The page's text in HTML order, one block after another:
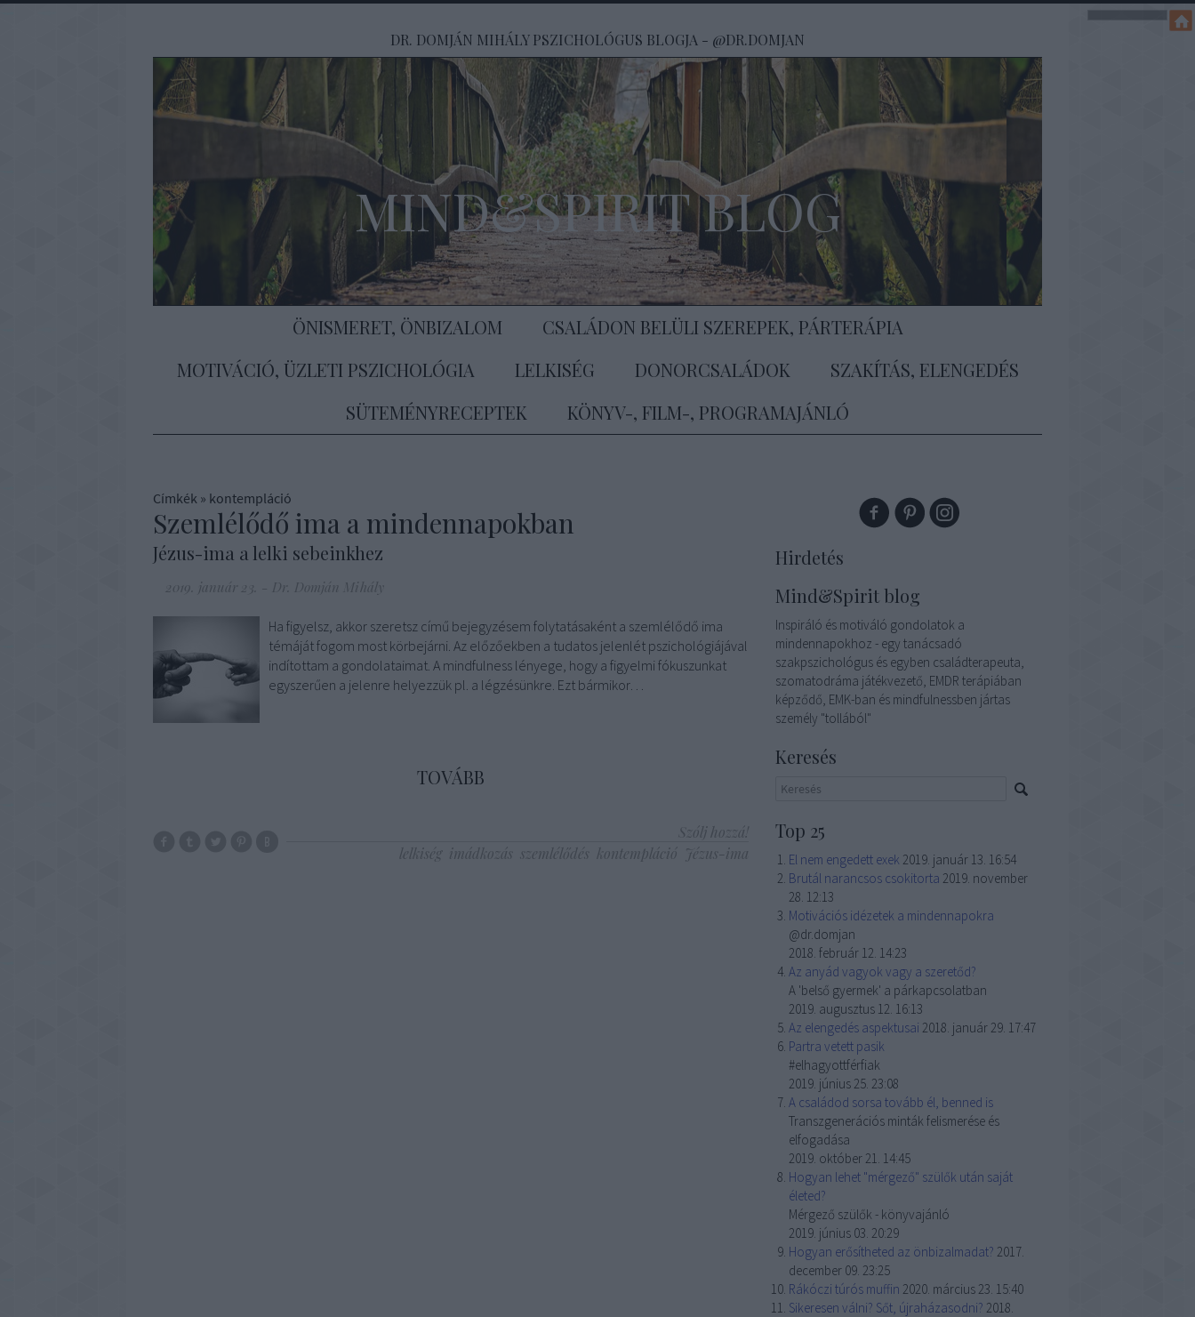
DR. DOMJÁN MIHÁLY PSZICHOLÓGUS BLOGJA - @DR.DOMJAN
MIND&SPIRIT BLOG
ÖNISMERET, ÖNBIZALOM
CSALÁDON BELÜLI SZEREPEK, PÁRTERÁPIA
MOTIVÁCIÓ, ÜZLETI PSZICHOLÓGIA
LELKISÉG DONORCSALÁDOK
SZAKÍTÁS, ELENGEDÉS
SÜTEMÉNYRECEPTEK
KÖNYV-, FILM-, PROGRAMAJÁNLÓ
Címkék » kontempláció
Szemlélődő ima a mindennapokban
Jézus-ima a lelki sebeinkhez
2019. január 23. Dr. Domján Mihály
Ha figyelsz, akkor szeretsz című bejegyzésem folytatásaként a szemlélődő ima
témáját fogom most körbejárni. Az előzőekben a tudatos jelenlét pszichológiájával
indítottam a gondolataimat. A mindfulness lényege, hogy a figyelmi fókuszunkat
egyszerűen a jelenre helyezzük pl. a légzésünkre. Ezt bármikor…
TOVÁBB
Szólj hozzá!
lelkiség imádkozás szemlélődés kontempláció Jézus-ima
Hirdetés
Mind&Spirit blog
Inspiráló és motiváló gondolatok a
mindennapokhoz - egy tanácsadó
szakpszichológus és egyben családterapeuta,
szomatodráma játékvezető, EMDR terápiában
képződő, EMK-ban és mindfulnessben jártas
személy "tollából"
Keresés
Top 25
El nem engedett exek 2019. január 13. 16:54
Brutál narancsos csokitorta 2019. november
28. 12:13
Motivációs idézetek a mindennapokra
@dr.domjan
2018. február 12. 14:23
Az anyád vagyok vagy a szeretőd?
A 'belső gyermek' a párkapcsolatban
2019. augusztus 12. 16:13
Az elengedés aspektusai 2018. január 29. 17:47
Partra vetett pasik
#elhagyottférfiak
2019. június 25. 23:08
A családod sorsa tovább él, benned is
Transzgenerációs minták felismerése és
elfogadása
2019. október 21. 14:45
Hogyan lehet "mérgező" szülők után saját
életed?
Mérgező szülők - könyvajánló
2019. június 03. 20:29
Hogyan erősítheted az önbizalmadat? 2017.
december 09. 23:25
Rákóczi túrós muffin 2020. március 23. 15:40
Sikeresen válni? Sőt, újraházasodni? 2018.